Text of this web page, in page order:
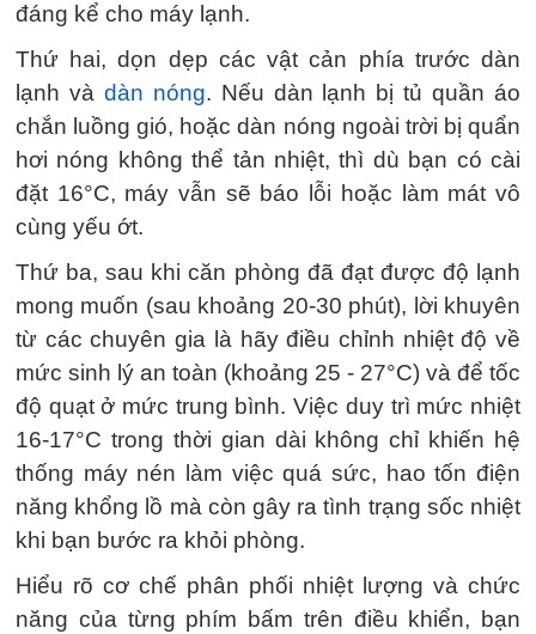
đáng kể cho máy lạnh.
Thứ hai, dọn dẹp các vật cản phía trước dàn
lạnh và dàn nóng. Nếu dàn lạnh bị tủ quần áo
chắn luồng gió, hoặc dàn nóng ngoài trời bị quẩn
hơi nóng không thể tản nhiệt, thì dù bạn có cài
đặt 16°C, máy vẫn sẽ báo lỗi hoặc làm mát vô
cùng yếu ớt.
Thứ ba, sau khi căn phòng đã đạt được độ lạnh
mong muốn (sau khoảng 20-30 phút), lời khuyên
từ các chuyên gia là hãy điều chỉnh nhiệt độ về
mức sinh lý an toàn (khoảng 25 - 27°C) và để tốc
độ quạt ở mức trung bình. Việc duy trì mức nhiệt
16-17°C trong thời gian dài không chỉ khiến hệ
thống máy nén làm việc quá sức, hao tốn điện
năng khổng lồ mà còn gây ra tình trạng sốc nhiệt
khi bạn bước ra khỏi phòng.
Hiểu rõ cơ chế phân phối nhiệt lượng và chức
năng của từng phím bấm trên điều khiển, bạn